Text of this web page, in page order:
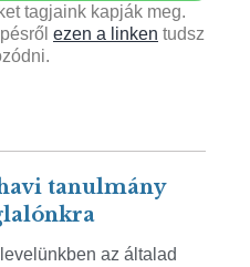
tagjaink kapják meg.
ezen a linken tudsz
tanulmány
az általad